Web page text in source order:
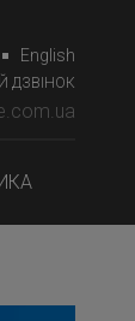
English
ДЗВІНОК